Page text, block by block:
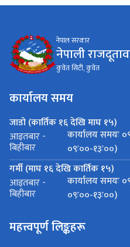
नेपाल सरकार
नेपाली
कुवेत सिटी, कुवेत
कार्यालय समय
जाडो (कार्तिक १६ देखि माघ १५)
आइतबार -
बिहीबार
कार्यालय समयः
०९ः००-१३ः००)
गर्मी (माघ १६ देखि कार्तिक १५)
आइतबार -
बिहीबार
कार्यालय समयः
०९ः००-१३ः००)
महत्त्वपूर्ण लिङ्कहरू